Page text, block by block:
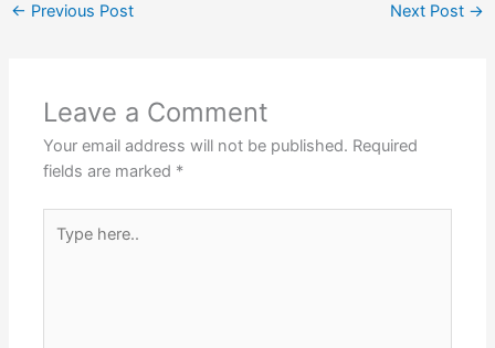
← Previous Post Next Post →
Leave a Comment
Your email address will not be published. Required
fields are marked *
here..